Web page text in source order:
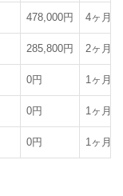
478,000円 4ヶ月
285,800円 2ヶ月
0円 1ヶ月〜
0円 1ヶ月〜
0円 1ヶ月〜